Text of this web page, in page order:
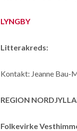
LYNGBY
Litterakreds:
Kontakt: Jeanne Bau-
REGION
Folkevirke